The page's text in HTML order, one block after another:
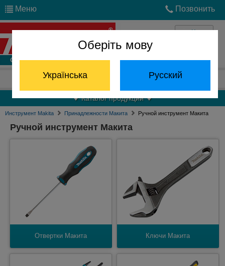
Оберіть мову
Українська Русский
Меню Позвонить
Войти
Отдел запчастей: (068) 824-24-24
Каталог продукции
Инструмент Makita Принадлежности Макита Ручной инструмент Макита
Ручной инструмент Макита
Отвертки Макита Ключи Макита